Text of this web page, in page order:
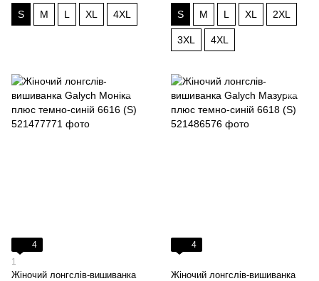
S M L XL 4XL S M L XL 2XL
3XL 4XL
4
1
Жіночий лонгслів-вишиванка
4
Жіночий лонгслів-вишиванка